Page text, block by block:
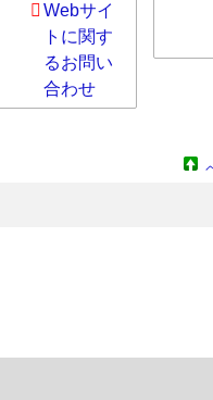
Webサイ
トに関す
るお問い
合わせ